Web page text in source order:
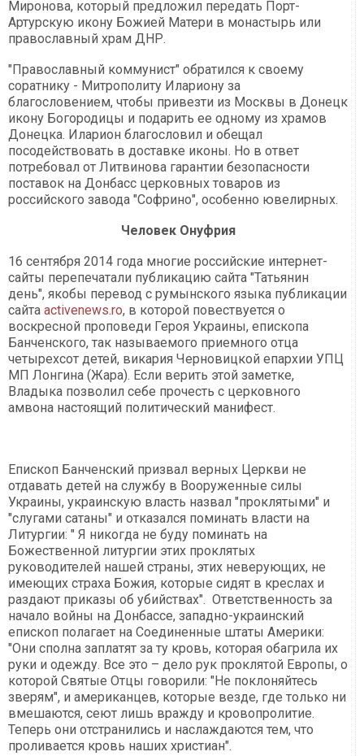
Миронова, который предложил передать Порт-
Артурскую икону Божией Матери в монастырь или
православный храм ДНР.
"Православный коммунист" обратился к своему
соратнику - Митрополиту Илариону за
благословением, чтобы привезти из Москвы в Донецк
икону Богородицы и подарить ее одному из храмов
Донецка. Иларион благословил и обещал
посодействовать в доставке иконы. Но в ответ
потребовал от Литвинова гарантии безопасности
поставок на Донбасс церковных товаров из
российского завода "Софрино", особенно ювелирных.
Человек Онуфрия
16 сентября 2014 года многие российские интернет-
сайты перепечатали публикацию сайта "Татьянин
день", якобы перевод с румынского языка публикации
сайта activenews.ro, в которой повествуется о
воскресной проповеди Героя Украины, епископа
Банченского, так называемого приемного отца
четырехсот детей, викария Черновицкой епархии УПЦ
МП Лонгина (Жара). Если верить этой заметке,
Владыка позволил себе прочесть с церковного
амвона настоящий политический манифест.
Епископ Банченский призвал верных Церкви не
отдавать детей на службу в Вооруженные силы
Украины, украинскую власть назвал "проклятыми" и
"слугами сатаны" и отказался поминать власти на
Литургии: " Я никогда не буду поминать на
Божественной литургии этих проклятых
руководителей нашей страны, этих неверующих, не
имеющих страха Божия, которые сидят в креслах и
раздают приказы об убийствах". Ответственность за
начало войны на Донбассе, западно-украинский
епископ полагает на Соединенные штаты Америки:
"Они сполна заплатят за ту кровь, которая обагрила их
руки и одежду. Все это – дело рук проклятой Европы, о
которой Святые Отцы говорили: "Не поклоняйтесь
зверям", и американцев, которые везде, где только ни
вмешаются, сеют лишь вражду и кровопролитие.
Теперь они отстранились и наслаждаются тем, что
проливается кровь наших христиан".